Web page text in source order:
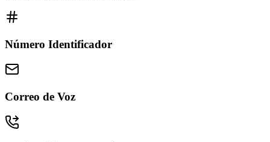
Número Identificador
Correo de Voz